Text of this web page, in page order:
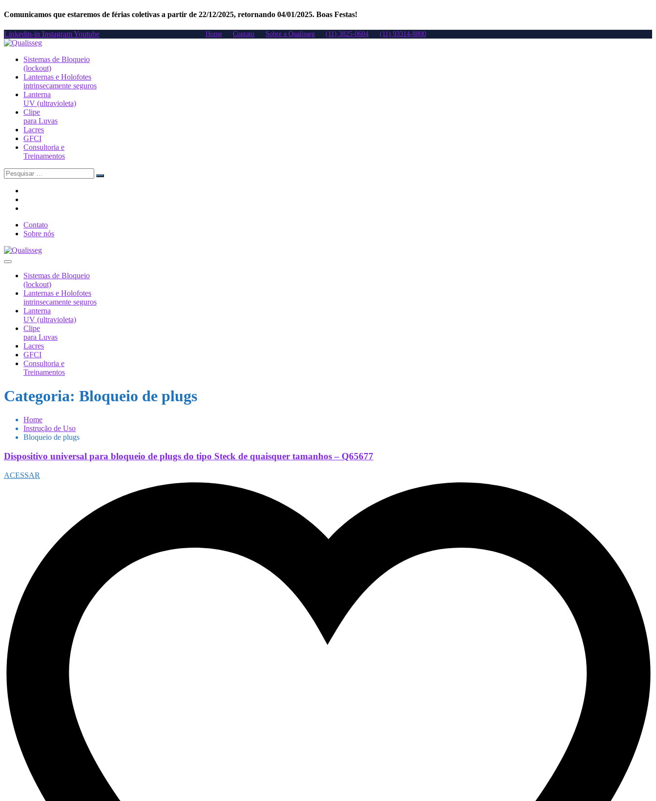
Comunicamos que estaremos de férias coletivas a partir de 22/12/2025, retornando 04/01/2025. Boas Festas!
Linkedin-in InstagramYoutube Home Contato Sobre a Qualisseg (11) 3825-0604 (11) 93314-8800
Sistemas de Bloqueio
(lockout)
Lanternas e Holofotes
intrinsecamente seguros
Lanterna
UV (ultravioleta)
Clipe
para Luvas
Lacres
GFCI
Consultoria e
Treinamentos
Search
for:
Contato
Sobre nós
Sistemas de Bloqueio
(lockout)
Lanternas e Holofotes
intrinsecamente seguros
Lanterna
UV (ultravioleta)
Clipe
para Luvas
Lacres
GFCI
Consultoria e
Treinamentos
Categoria: Bloqueio de plugs
Home
Instrução de Uso
Bloqueio de plugs
Dispositivo universal para bloqueio de plugs do tipo Steck de quaisquer tamanhos – Q65677
ACESSAR